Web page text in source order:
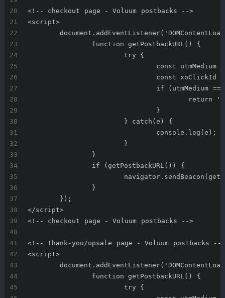
<!-- checkout page - Voluum postbacks -->
<script>
		function getPostbackURL() {
			try {
const
const
if (utmMedium
				}
			} catch(e) {
				console.log(e);
			}
		}
		if (getPostbackURL()) {
		}
	});
</script>
<!-- checkout page - Voluum postbacks -->
<!-- thank-you/upsale page - Voluum postbacks --
<script>
		function getPostbackURL() {
			try {